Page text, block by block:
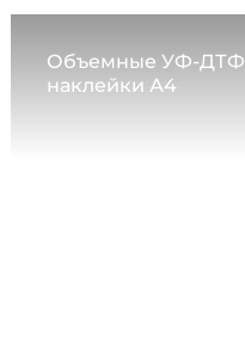
Объемные УФ-ДТФ
наклейки А4